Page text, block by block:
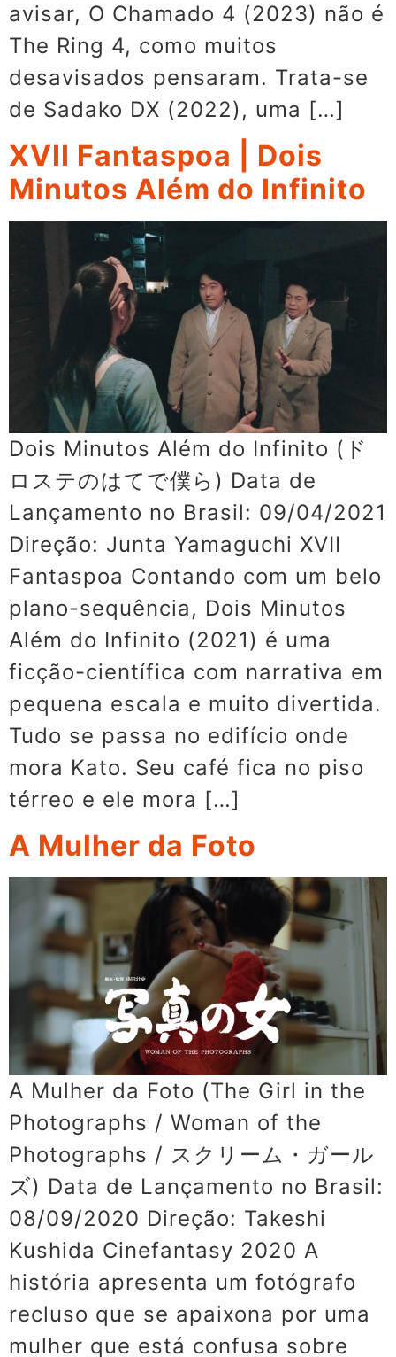
avisar, O Chamado 4 (2023) não é
The Ring 4, como muitos
desavisados pensaram. Trata-se
de Sadako DX (2022), uma […]
XVII Fantaspoa | Dois
Minutos Além do Infinito
Dois Minutos Além do Infinito (ド
ロステのはてで僕ら) Data de
Lançamento no Brasil: 09/04/2021
Direção: Junta Yamaguchi XVII
Fantaspoa Contando com um belo
plano-sequência, Dois Minutos
Além do Infinito (2021) é uma
ficção-científica com narrativa em
pequena escala e muito divertida.
Tudo se passa no edifício onde
mora Kato. Seu café fica no piso
térreo e ele mora […]
A Mulher da Foto
A Mulher da Foto (The Girl in the
Photographs / Woman of the
Photographs / スクリーム・ガール
ズ) Data de Lançamento no Brasil:
08/09/2020 Direção: Takeshi
Kushida Cinefantasy 2020 A
história apresenta um fotógrafo
recluso que se apaixona por uma
mulher que está confusa sobre